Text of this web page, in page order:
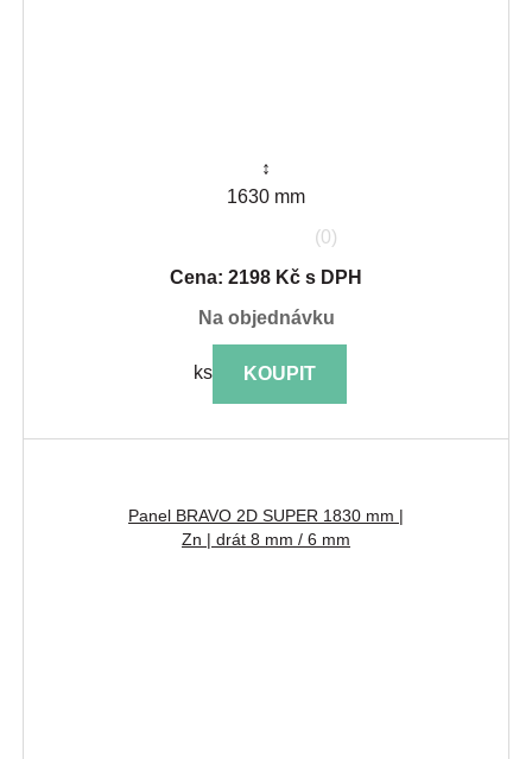
↕
1630 mm
(0)
Cena: 2198 Kč s DPH
na objednávku
ks KOUPIT
Panel BRAVO 2D SUPER 1830 mm |
Zn | drát 8 mm / 6 mm